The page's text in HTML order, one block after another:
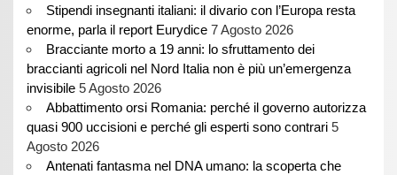
Stipendi insegnanti italiani: il divario con l’Europa resta
enorme, parla il report Eurydice 7 Agosto 2026
Bracciante morto a 19 anni: lo sfruttamento dei
braccianti agricoli nel Nord Italia non è più un’emergenza
invisibile 5 Agosto 2026
Abbattimento orsi Romania: perché il governo autorizza
quasi 900 uccisioni e perché gli esperti sono contrari 5
Agosto 2026
Antenati fantasma nel DNA umano: la scoperta che